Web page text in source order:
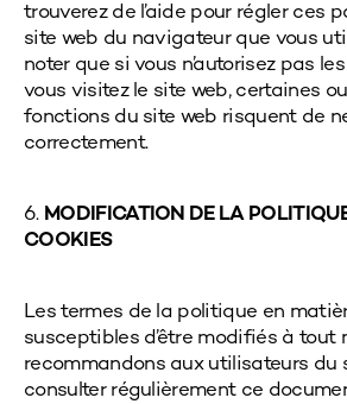
trouverez de l’aide pour régler ces
site web du navigateur que vous
noter que si vous n’autorisez pas
vous visitez le site web, certaines
fonctions du site web risquent de
correctement.
6. MODIFICATION DE LA
COOKIES
Les termes de la politique en
susceptibles d’être modifiés à tout
recommandons aux utilisateurs du
consulter régulièrement ce